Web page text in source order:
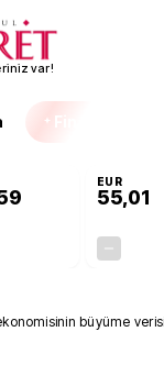
var!
Finans
EUR
55,01
büyüme